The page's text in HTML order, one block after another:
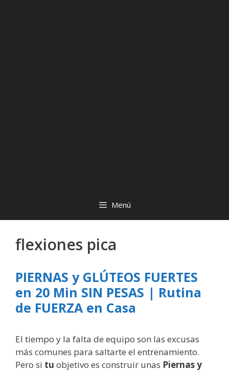
Menú
flexiones pica
PIERNAS y GLÚTEOS FUERTES
en 20 Min SIN PESAS | Rutina
de FUERZA en Casa
El tiempo y la falta de equipo son las excusas
más comunes para saltarte el entrenamiento.
Pero si tu objetivo es construir unas Piernas y